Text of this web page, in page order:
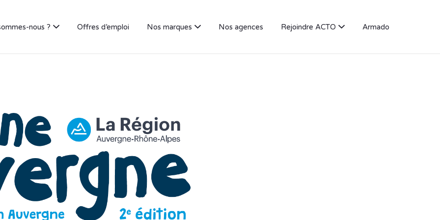
nous ? Offres d’emploi Nos marques Nos agences Rejoindre ACTO Armado